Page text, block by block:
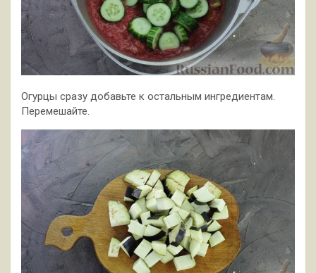
Огурцы сразу добавьте к остальным ингредиентам.
Перемешайте.